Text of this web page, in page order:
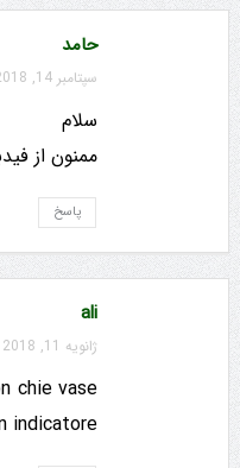
حامد
سپتامبر 14, 2018 در 12:59 ق.ظ
سلام
ممنون از
پاسخ
ali
ژانویه 11, 2018 در 8:30 ب.ظ
chie vase
indicatore????